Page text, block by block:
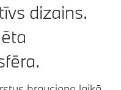
dizains.